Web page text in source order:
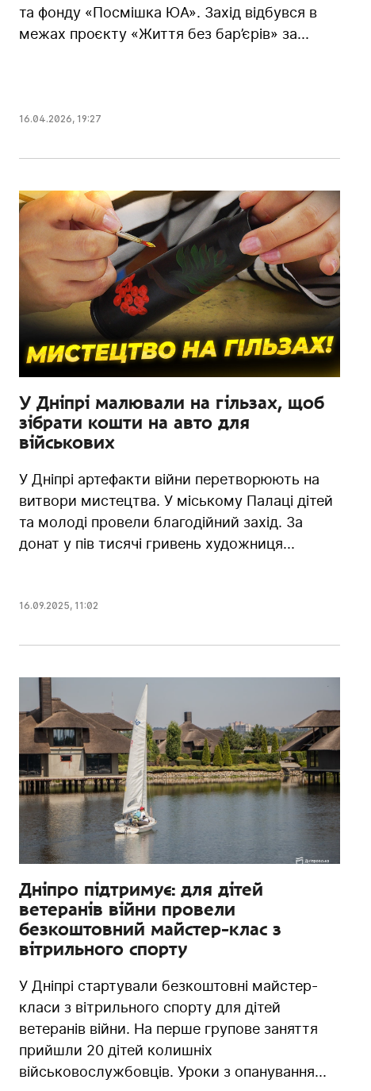
та фонду «Посмішка ЮA». Захід відбувся в
межах проєкту «Життя без бар’єрів» за...
16.04.2026, 19:27
У Дніпрі малювали на гільзах, щоб
зібрати кошти на авто для
військових
У Дніпрі артефакти війни перетворюють на
витвори мистецтва. У міському Палаці дітей
та молоді провели благодійний захід. За
донат у пів тисячі гривень художниця...
16.09.2025, 11:02
Дніпро підтримує: для дітей
ветеранів війни провели
безкоштовний майстер-клас з
вітрильного спорту
У Дніпрі стартували безкоштовні майстер-
класи з вітрильного спорту для дітей
ветеранів війни. На перше групове заняття
прийшли 20 дітей колишніх
військовослужбовців. Уроки з опанування...